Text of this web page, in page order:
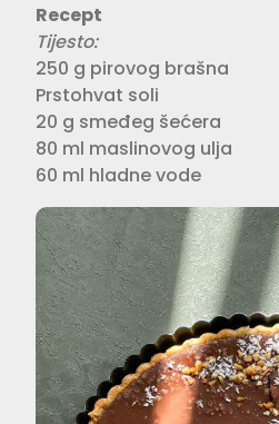
Recept
Tijesto:⁣
250 g pirovog brašna⁣
Prstohvat soli⁣
20 g smeđeg šećera⁣
80 ml maslinovog ulja⁣
60 ml hladne vode⁣